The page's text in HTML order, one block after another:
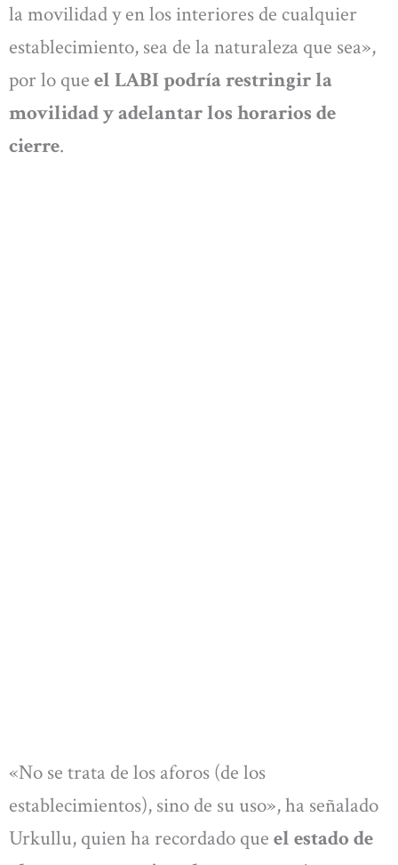
la movilidad y en los interiores de cualquier
establecimiento, sea de la naturaleza que sea»,
por lo que el LABI podría restringir la
movilidad y adelantar los horarios de
cierre.
«No se trata de los aforos (de los
establecimientos), sino de su uso», ha señalado
Urkullu, quien ha recordado que el estado de